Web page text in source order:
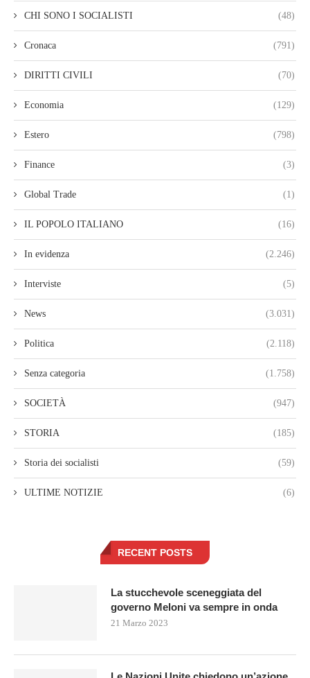
CHI SONO I SOCIALISTI (48)
Cronaca (791)
DIRITTI CIVILI (70)
Economia (129)
Estero (798)
Finance (3)
Global Trade (1)
IL POPOLO ITALIANO (16)
In evidenza (2.246)
Interviste (5)
News (3.031)
Politica (2.118)
Senza categoria (1.758)
SOCIETÀ (947)
STORIA (185)
Storia dei socialisti (59)
ULTIME NOTIZIE (6)
RECENT POSTS
La stucchevole sceneggiata del
governo Meloni va sempre in onda
21 Marzo 2023